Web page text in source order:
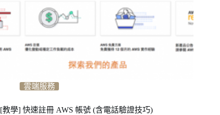
雲端服務
[教學] 快速註冊 AWS 帳號 (含電話驗證技巧)